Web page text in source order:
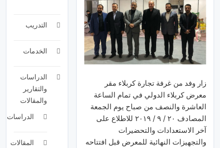
زار وفد من غرفة تجارة كربلاء مقر
معرض كربلاء الدولي في تمام الساعة
العاشرة والنصف من صباح يوم الجمعة
المصادف ٢٠ / ٩ / ٢٠١٩ للاطلاع على
آخر الاستعدادات والتحضيرات
والتجهيزات النهائية للمعرض قبل افتتاحه
التدريب
الخدمات
الدراسات
والتقارير
والمقالات
الدراسات
المقالات